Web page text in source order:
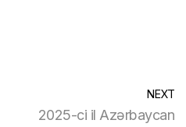
NEXT
2025-ci il Azərbaycan